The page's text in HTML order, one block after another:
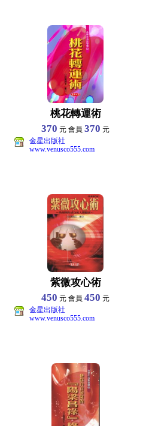
桃花轉運術
370 元 會員370 元
金星出版社
www.venusco555.com
紫微攻心術
450 元 會員450 元
金星出版社
www.venusco555.com